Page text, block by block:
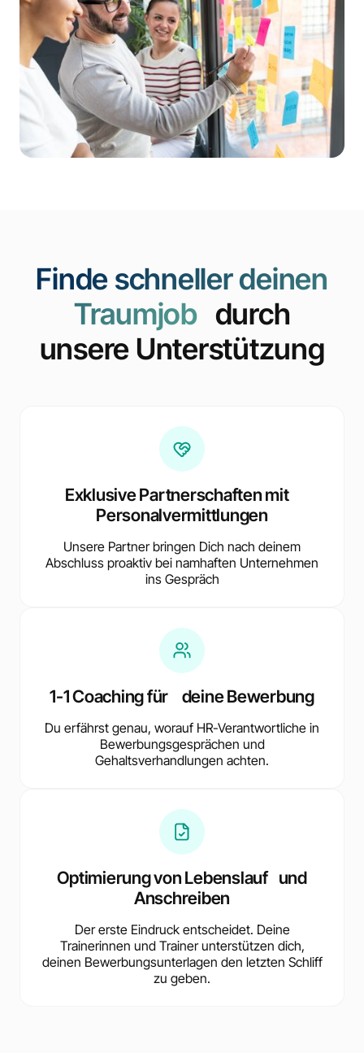
Finde schneller deinen
Traumjobdurch
unsere Unterstützung
Exklusive Partnerschaften mit
Personalvermittlungen
Unsere Partner bringen Dich nach deinem
Abschluss proaktiv bei namhaften Unternehmen
ins Gespräch
1-1 Coaching für deine Bewerbung
Du erfährst genau, worauf HR-Verantwortliche in
Bewerbungsgesprächen und
Gehaltsverhandlungen achten.
Optimierung von Lebenslauf und
Anschreiben
Der erste Eindruck entscheidet. Deine
Trainerinnen und Trainer unterstützen dich,
deinen Bewerbungsunterlagen den letzten Schliff
zu geben.